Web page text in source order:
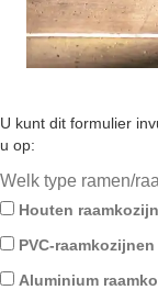
U kunt dit formulier
u op:
Welk type ramen/
Houten
PVC-raamkozijnen
Aluminium